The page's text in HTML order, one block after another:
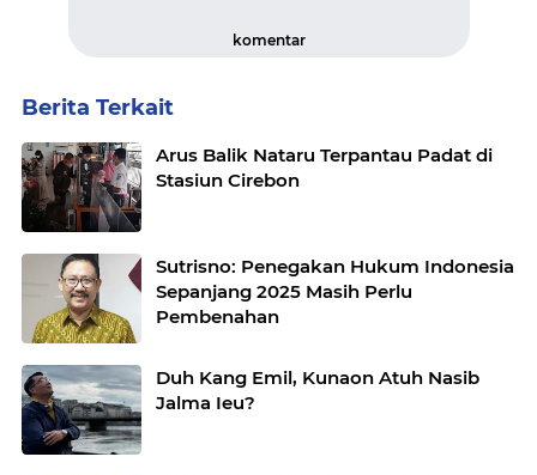
komentar
Berita Terkait
Arus Balik Nataru Terpantau Padat di
Stasiun Cirebon
Sutrisno: Penegakan Hukum Indonesia
Sepanjang 2025 Masih Perlu
Pembenahan
Duh Kang Emil, Kunaon Atuh Nasib
Jalma Ieu?